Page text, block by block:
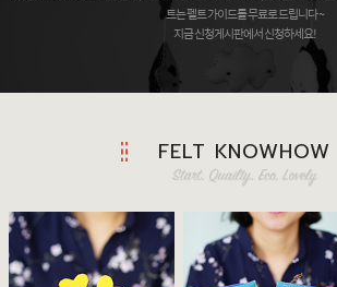
트는 펠트 가이드를 무료로 드립니다 ~
지금 신청게시판에서 신청하세요!
FELT KNOWHOW